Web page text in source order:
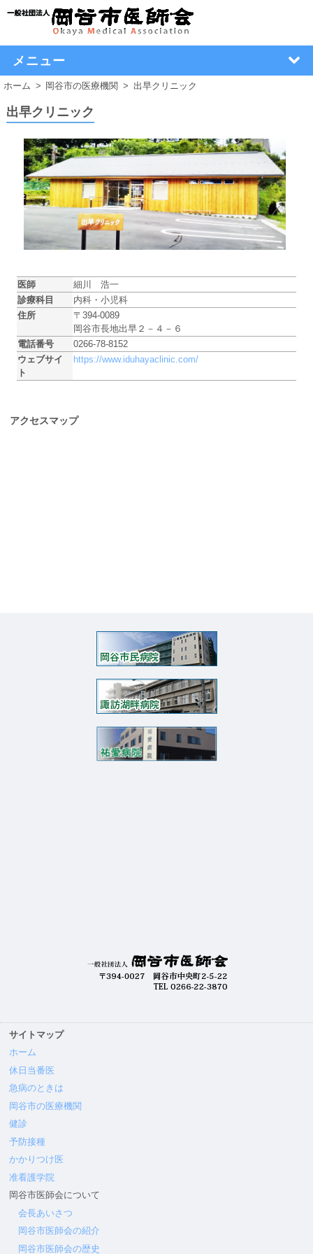
メニュー
ホーム 岡谷市の医療機関 出早クリニック
出早クリニック
医師
細川 浩一
診療科目
内科・小児科
住所
〒394-0089
岡谷市長地出早２－４－６
電話番号
0266-78-8152
ウェブサイ
ト
https://www.iduhayaclinic.com/
アクセスマップ
サイトマップ
ホーム
休日当番医
急病のときは
岡谷市の医療機関
健診
予防接種
かかりつけ医
准看護学院
岡谷市医師会について
会長あいさつ
岡谷市医師会の紹介
岡谷市医師会の歴史